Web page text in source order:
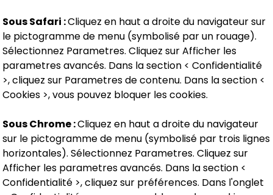
Sous Safari :Cliquez en haut a droite du navigateur sur
le pictogramme de menu (symbolisé par un rouage).
Sélectionnez Parametres. Cliquez sur Afficher les
parametres avancés. Dans la section < Confidentialité
>, cliquez sur Parametres de contenu. Dans la section <
Cookies >, vous pouvez bloquer les cookies.
Sous Chrome :Cliquez en haut a droite du navigateur
sur le pictogramme de menu (symbolisé par trois lignes
horizontales). Sélectionnez Parametres. Cliquez sur
Afficher les parametres avancés. Dans la section <
Confidentialité >, cliquez sur préférences. Dans l'onglet